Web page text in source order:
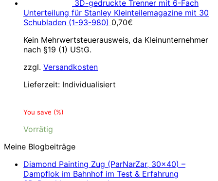
3D-gedruckte Trenner mit 6-Fach
Unterteilung für Stanley Kleinteilemagazine mit 30
Schubladen (1-93-980) 0,70€
Kein Mehrwertsteuerausweis, da Kleinunternehmer
nach §19 (1) UStG.
zzgl. Versandkosten
Lieferzeit: Individualisiert
You save (%)
Vorrätig
Meine Blogbeiträge
Diamond Painting Zug (ParNarZar, 30×40) –
Dampflok im Bahnhof im Test & Erfahrung